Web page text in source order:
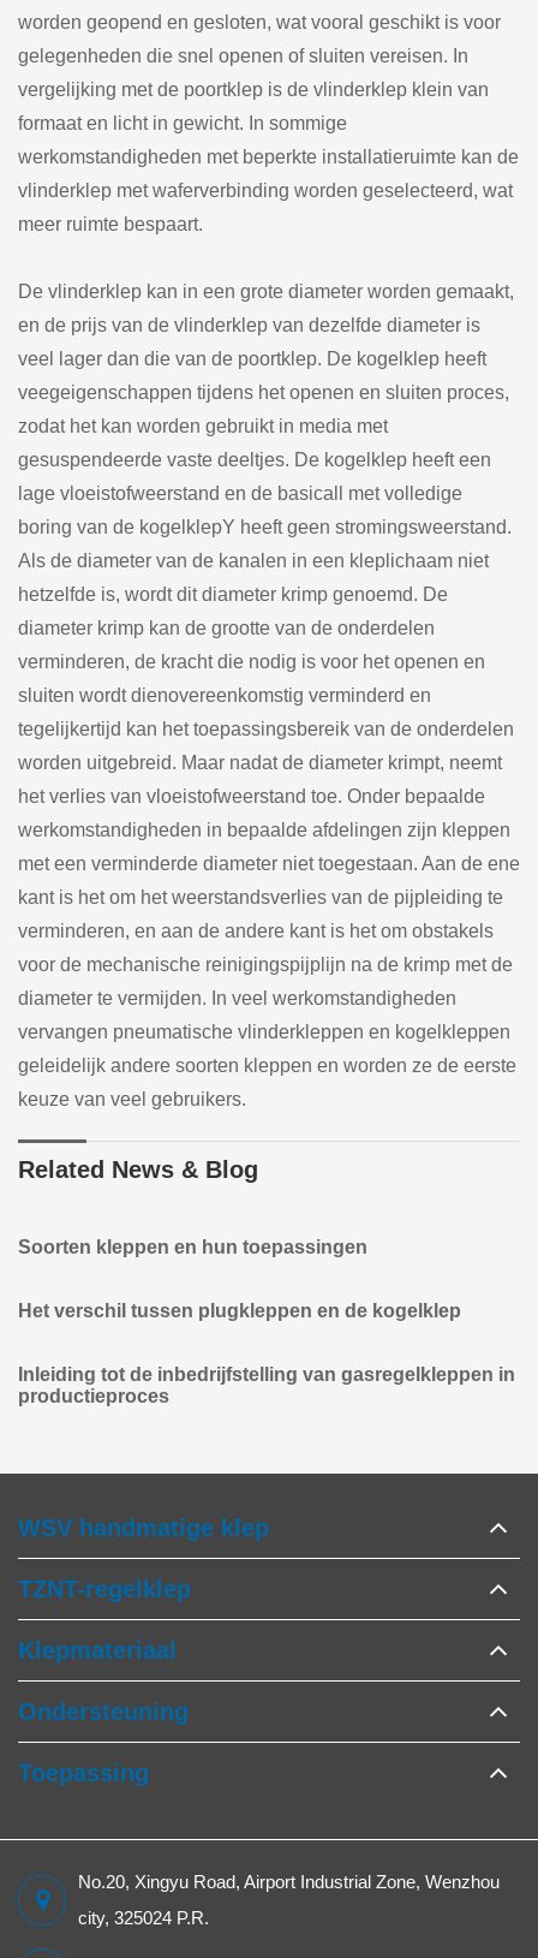
worden geopend en gesloten, wat vooral geschikt is voor
gelegenheden die snel openen of sluiten vereisen. In
vergelijking met de poortklep is de vlinderklep klein van
formaat en licht in gewicht. In sommige
werkomstandigheden met beperkte installatieruimte kan de
vlinderklep met waferverbinding worden geselecteerd, wat
meer ruimte bespaart.
De vlinderklep kan in een grote diameter worden gemaakt,
en de prijs van de vlinderklep van dezelfde diameter is
veel lager dan die van de poortklep. De kogelklep heeft
veegeigenschappen tijdens het openen en sluiten proces,
zodat het kan worden gebruikt in media met
gesuspendeerde vaste deeltjes. De kogelklep heeft een
lage vloeistofweerstand en de basicall met volledige
boring van de kogelklepY heeft geen stromingsweerstand.
Als de diameter van de kanalen in een kleplichaam niet
hetzelfde is, wordt dit diameter krimp genoemd. De
diameter krimp kan de grootte van de onderdelen
verminderen, de kracht die nodig is voor het openen en
sluiten wordt dienovereenkomstig verminderd en
tegelijkertijd kan het toepassingsbereik van de onderdelen
worden uitgebreid. Maar nadat de diameter krimpt, neemt
het verlies van vloeistofweerstand toe. Onder bepaalde
werkomstandigheden in bepaalde afdelingen zijn kleppen
met een verminderde diameter niet toegestaan. Aan de ene
kant is het om het weerstandsverlies van de pijpleiding te
verminderen, en aan de andere kant is het om obstakels
voor de mechanische reinigingspijplijn na de krimp met de
diameter te vermijden. In veel werkomstandigheden
vervangen pneumatische vlinderkleppen en kogelkleppen
geleidelijk andere soorten kleppen en worden ze de eerste
keuze van veel gebruikers.
Related News & Blog
Soorten kleppen en hun toepassingen
Het verschil tussen plugkleppen en de kogelklep
Inleiding tot de inbedrijfstelling van gasregelkleppen in
productieproces
WSV handmatige klep
TZNT-regelklep
Klepmateriaal
Ondersteuning
Toepassing
No.20, Xingyu Road, Airport Industrial Zone, Wenzhou
city, 325024 P.R.